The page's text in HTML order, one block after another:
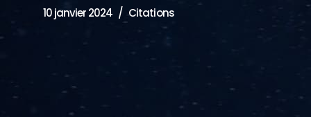
10 janvier 2024 Citations